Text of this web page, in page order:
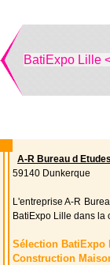
BatiExpo Lille
A-R Bureau d Etudes
59140 Dunkerque
L'entreprise A-R
BatiExpo Lille dans la
Sélection BatiExpo
Construction